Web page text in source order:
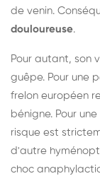
de venin.
douloureuse.
Pour autant, son
guêpe. Pour une
frelon européen
bénigne. Pour
risque est
d'autre
choc